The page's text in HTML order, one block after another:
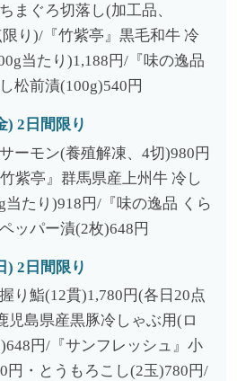
まぐろ切落し(加工品、
り)/『竹紫亭』黒毛和牛 冷
当たり)1,188円/『味の逸品
松前漬(100g)540円
) 2日間限り
ーモン(養殖解凍、4切)980円
紫亭』群馬県産上州牛 冷し
当たり)918円/『味の逸品 くら
ッパー漬(2枚)648円
) 2日間限り
り鮨(12貫)1,780円(各日20点
児島県産黒豚冷しゃぶ用(ロ
円/『サンフレッシュ』小
円・とうもろこし(2玉)780円/